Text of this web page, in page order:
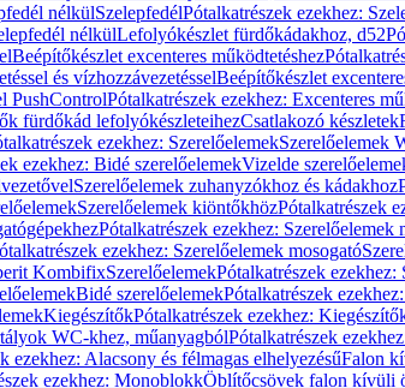
nélkülSzelepfedélPótalkatrészek ezekhez:
nélkülLefolyókészlet fürdőkádakhoz, d52
Beépítőkészlet excenteres működtetéshez
és vízhozzávezetésselBeépítőkészlet
PushControlPótalkatrészek ezekhez: Excenteres
fürdőkád lefolyókészleteihezCsatlakozó készletek
ezekhez: SzerelőelemekSzerelőelemek
ezekhez: Bidé szerelőelemekVizelde
Szerelőelemek zuhanyzókhoz és kádakhoz
Szerelőelemek kiöntőkhözPótalkatrészek
Pótalkatrészek ezekhez: Szerelőelemek
ezekhez: Szerelőelemek mosogató
KombifixSzerelőelemekPótalkatrészek ezekhez:
Bidé szerelőelemekPótalkatrészek
KiegészítőkPótalkatrészek ezekhez:
WC-khez, műanyagbólPótalkatrészek
ezekhez: Alacsony és félmagas elhelyezésűFalon
ezekhez: MonoblokkÖblítőcsövek falon kívüli